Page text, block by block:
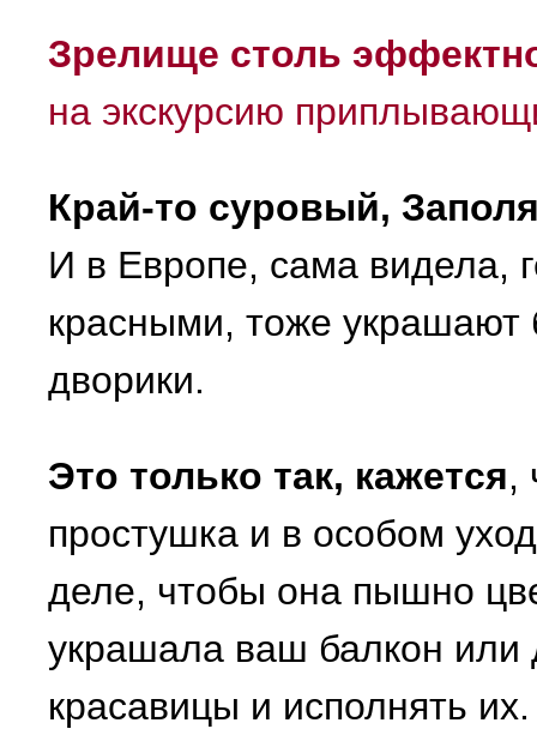
Зрелище столь
на экскурсию
Край-то суровый,
И в Европе, сама видела,
красными, тоже
дворики.
Это только так, кажется,
простушка и в особом
деле, чтобы она пышно
украшала ваш балкон или
красавицы и исполнять их.